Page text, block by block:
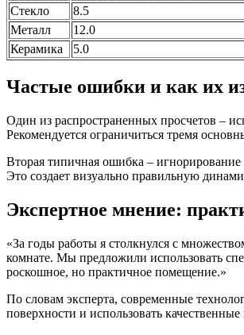
Стекло
8.5
Металл
12.0
Керамика
5.0
Частые ошибки и как их
Один из распространенных просчетов –
Рекомендуется ограничиться тремя
Вторая типичная ошибка – игнорирование
Это создает визуально правильную
Экспертное мнение:
«За годы работы я столкнулся с
комнате. Мы предложили использовать
роскошное, но практичное помещение.»
По словам эксперта, современные
поверхности и использовать